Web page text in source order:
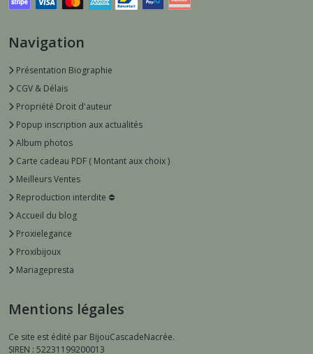
Navigation
Présentation Biographie
CGV & Délais
Propriété Droit d'auteur
Popup inscription aux actualités
Album photos
Carte cadeau PDF ( Montant aux choix )
Meilleurs Ventes
Reproduction interdite ⛔️
Accueil du blog
Proxielegance
Proxibijoux
Mariagepresta
Mentions légales
Ce site est édité par BijouCascadeNacrée.
SIREN : 52231199200013